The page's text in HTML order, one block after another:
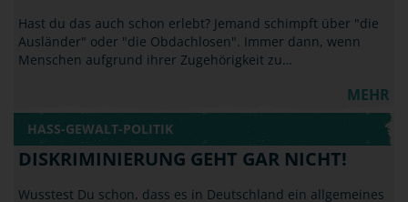
Hast du das auch schon erlebt? Jemand schimpft über "die
Ausländer" oder "die Obdachlosen". Immer dann, wenn
Menschen aufgrund ihrer Zugehörigkeit zu…
MEHR
HASS-GEWALT-POLITIK
DISKRIMINIERUNG GEHT GAR NICHT!
Wusstest Du schon, dass es in Deutschland ein allgemeines